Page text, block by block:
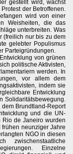
gestellt wird, wächst
der Betroffenen.
wird von einer
Weisheiten, die das
unterbreiten. Was
(freilich nur bis zu dem
gelebter Populismus
Parteigründungen.
von grünen
politische Aktivisten,
werden. In
vor allem dem
indem sie
Entwicklung
Solidaritätsbewegung.
Brundtland-Report
und die UN-
Rio de Janeiro wurden
neunziger Jahre
NGO in diesen
zwischenstaatliche
Einzelne